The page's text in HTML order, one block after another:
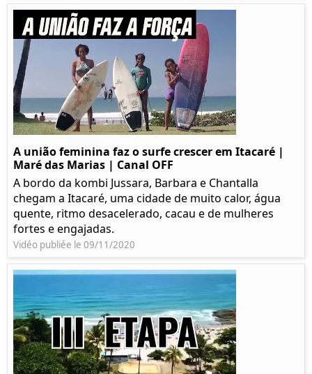
A união feminina faz o surfe crescer em Itacaré |
Maré das Marias | Canal OFF
A bordo da kombi Jussara, Barbara e Chantalla
chegam a Itacaré, uma cidade de muito calor, água
quente, ritmo desacelerado, cacau e de mulheres
fortes e engajadas.
Vidéo publiée le 09/11/2020